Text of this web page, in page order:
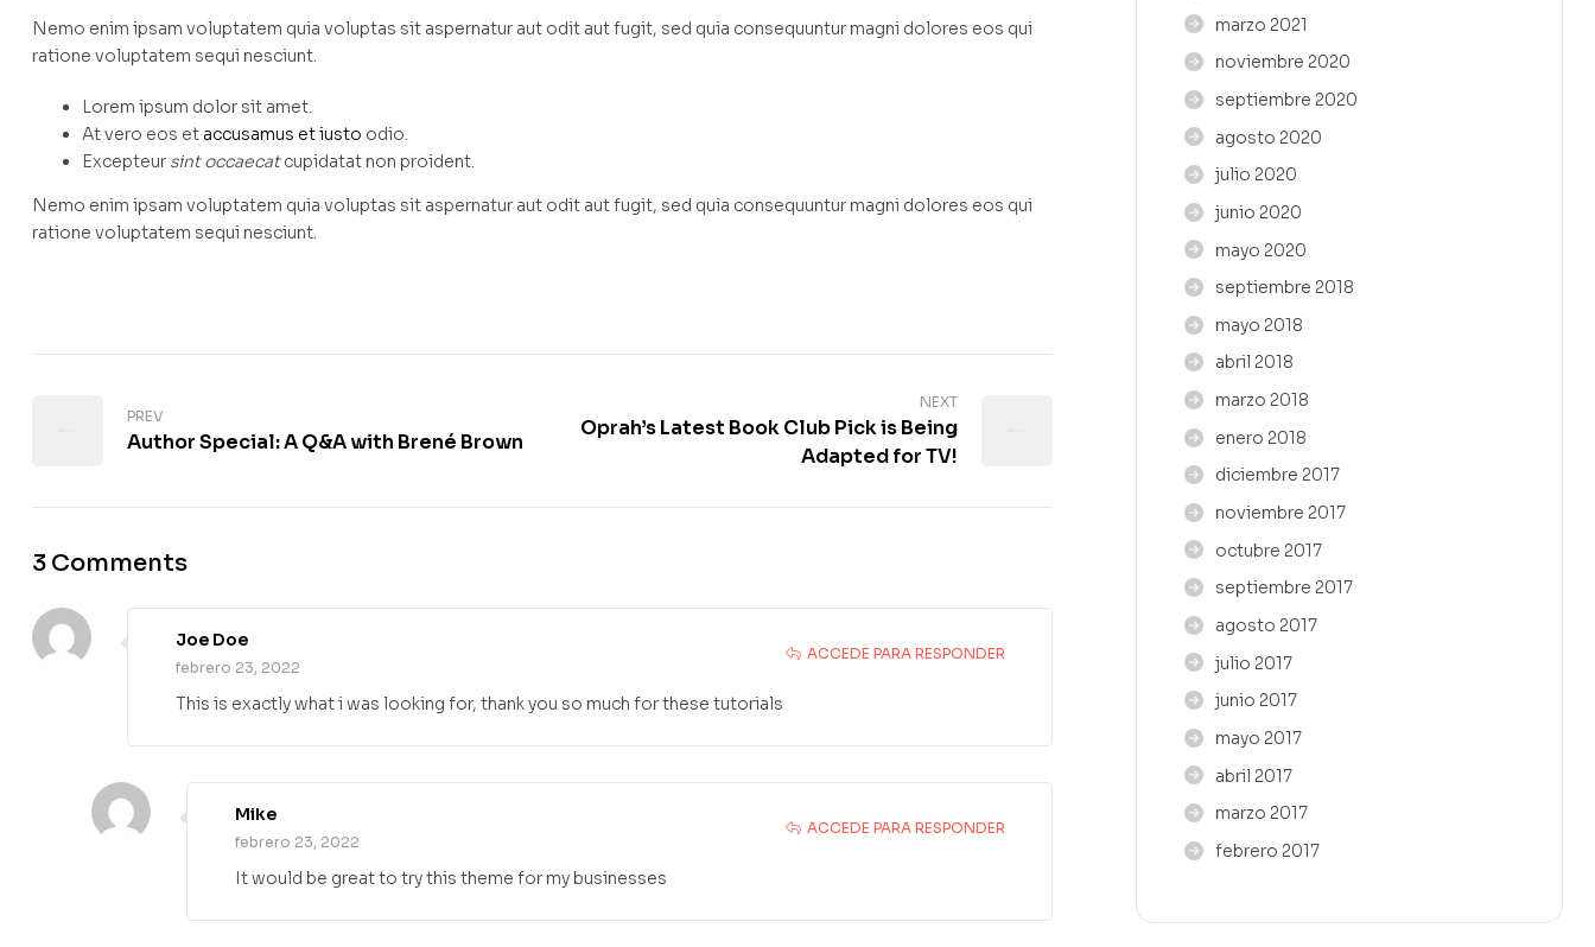
Nemo enim ipsam voluptatem quia voluptas sit aspernatur aut odit aut fugit, sed quia consequuntur magni dolores eos qui
ratione voluptatem sequi nesciunt.
Lorem ipsum dolor sit amet.
At vero eos et accusamus et iusto odio.
Excepteur sint occaecatcupidatat non proident.
Nemo enim ipsam voluptatem quia voluptas sit aspernatur aut odit aut fugit, sed quia consequuntur magni dolores eos qui
ratione voluptatem sequi nesciunt.
PREV
Author Special: A Q&A with Brené Brown
NEXT
Oprah’s Latest Book Club Pick is Being
Adapted for TV!
3 Comments
Joe Doe
febrero 23, 2022
ACCEDE PARA RESPONDER
This is exactly what i was looking for, thank you so much for these tutorials
Mike
febrero 23, 2022
ACCEDE PARA RESPONDER
It would be great to try this theme for my businesses
marzo 2021
noviembre 2020
septiembre 2020
agosto 2020
julio 2020
junio 2020
mayo 2020
septiembre 2018
mayo 2018
abril 2018
marzo 2018
enero 2018
diciembre 2017
noviembre 2017
octubre 2017
septiembre 2017
agosto 2017
julio 2017
junio 2017
mayo 2017
abril 2017
marzo 2017
febrero 2017